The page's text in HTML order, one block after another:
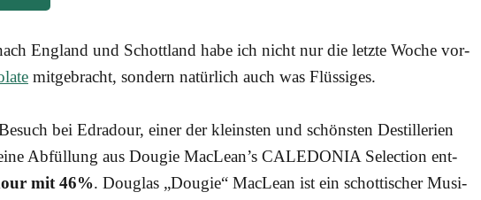
Eng­land und Schott­land habe ich nicht nur die letz­te Woche vor­
mit­ge­bracht, son­dern natür­lich auch was Flüssiges.
bei Edra­dour, einer der kleins­ten und schöns­ten Destil­le­rien
Abfül­lung aus Dou­gie MacLean’s CALEDONIA Sel­ec­tion ent­
mit 46%. Dou­glas „Dou­gie“ MacLean ist ein schot­ti­scher Musi­